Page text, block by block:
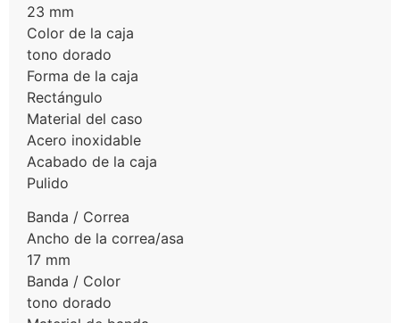
23 mm
Color de la caja
tono dorado
Forma de la caja
Rectángulo
Material del caso
Acero inoxidable
Acabado de la caja
Pulido
Banda / Correa
Ancho de la correa/asa
17 mm
Banda / Color
tono dorado